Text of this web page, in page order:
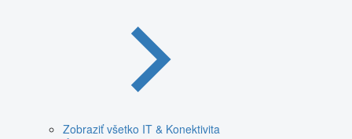
Zobraziť všetko IT & Konektivita